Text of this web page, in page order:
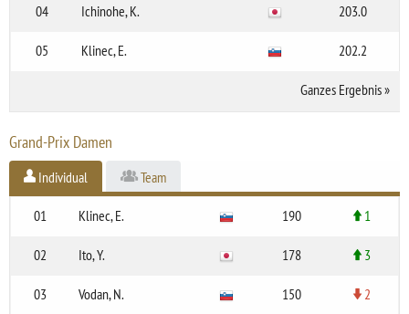
04 Ichinohe, K. 203.0
05 Klinec, E. 202.2
Ganzes Ergebnis»
Grand-Prix Damen
Individual Team
01 Klinec, E. 190 1
02 Ito, Y. 178 3
03 Vodan, N. 150 2